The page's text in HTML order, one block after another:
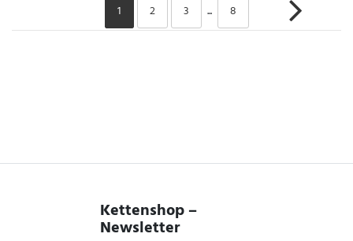
1 2 3 ... 8
Kettenshop –
Newsletter